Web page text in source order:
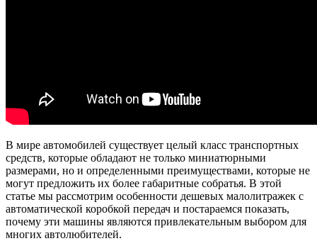
В мире автомобилей существует целый класс транспортных
средств, которые обладают не только миниатюрными
размерами, но и определенными преимуществами, которые не
могут предложить их более габаритные собратья. В этой
статье мы рассмотрим особенности дешевых малолитражек с
автоматической коробкой передач и постараемся показать,
почему эти машины являются привлекательным выбором для
многих автолюбителей.